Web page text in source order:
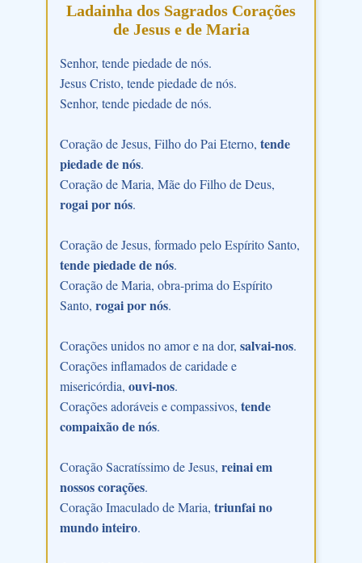
Ladainha dos Sagrados Corações
de Jesus e de Maria
Senhor, tende piedade de nós.
Jesus Cristo, tende piedade de nós.
Senhor, tende piedade de nós.
Coração de Jesus, Filho do Pai Eterno, tende
piedade de nós.
Coração de Maria, Mãe do Filho de Deus,
rogai por nós.
Coração de Jesus, formado pelo Espírito Santo,
tende piedade de nós.
Coração de Maria, obra-prima do Espírito
Santo, rogai por nós.
Corações unidos no amor e na dor, salvai-nos.
Corações inflamados de caridade e
misericórdia, ouvi-nos.
Corações adoráveis e compassivos, tende
compaixão de nós.
Coração Sacratíssimo de Jesus, reinai em
nossos corações.
Coração Imaculado de Maria, triunfai no
mundo inteiro.